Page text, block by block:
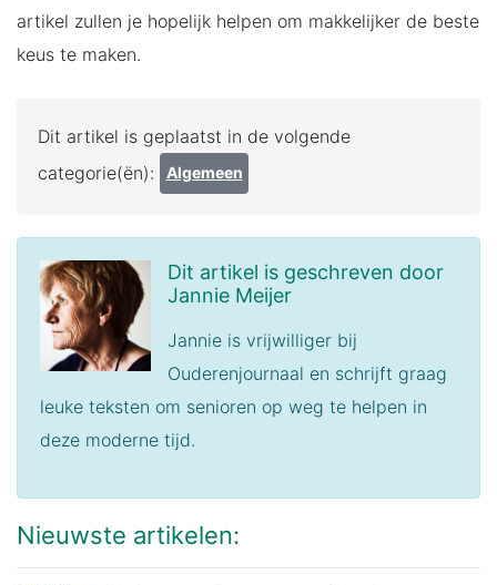
artikel zullen je hopelijk helpen om makkelijker de beste
keus te maken.
Dit artikel is geplaatst in de volgende
categorie(ën):
Algemeen
Dit artikel is geschreven door
Jannie Meijer
Jannie is vrijwilliger bij
Ouderenjournaal en schrijft graag
leuke teksten om senioren op weg te helpen in
deze moderne tijd.
Nieuwste artikelen: